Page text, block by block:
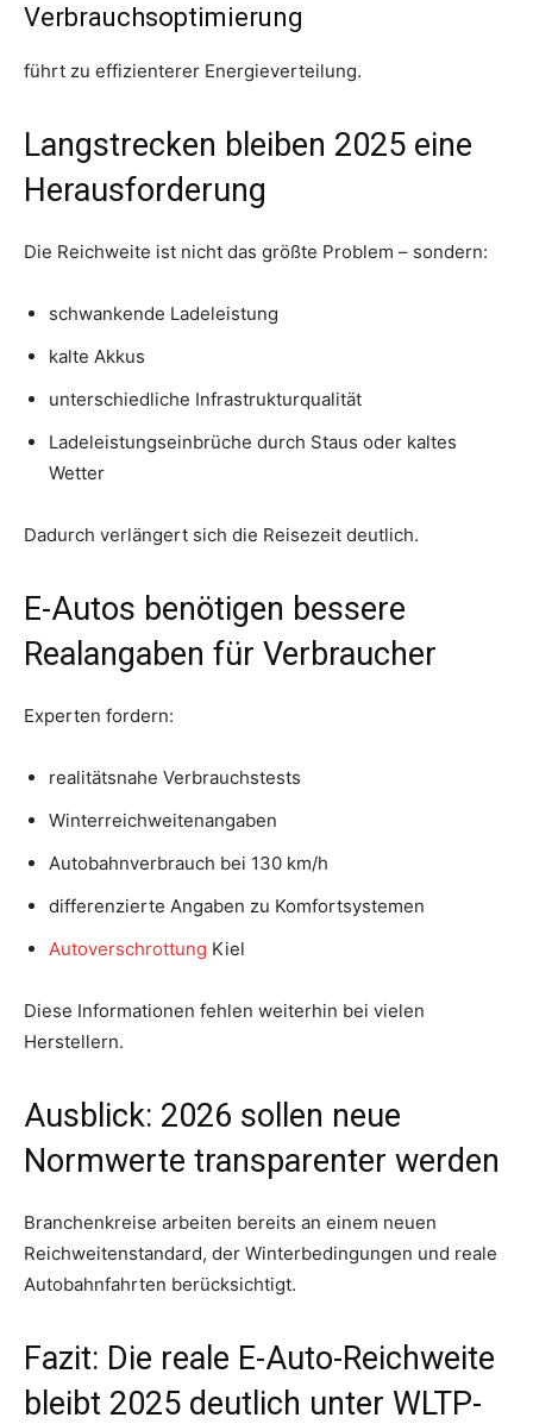
Verbrauchsoptimierung
führt zu effizienterer Energieverteilung.
Langstrecken bleiben 2025 eine
Herausforderung
Die Reichweite ist nicht das größte Problem – sondern:
schwankende Ladeleistung
kalte Akkus
unterschiedliche Infrastrukturqualität
Ladeleistungseinbrüche durch Staus oder kaltes
Wetter
Dadurch verlängert sich die Reisezeit deutlich.
E-Autos benötigen bessere
Realangaben für Verbraucher
Experten fordern:
realitätsnahe Verbrauchstests
Winterreichweitenangaben
Autobahnverbrauch bei 130 km/h
differenzierte Angaben zu Komfortsystemen
Autoverschrottung Kiel
Diese Informationen fehlen weiterhin bei vielen
Herstellern.
Ausblick: 2026 sollen neue
Normwerte transparenter werden
Branchenkreise arbeiten bereits an einem neuen
Reichweitenstandard, der Winterbedingungen und reale
Autobahnfahrten berücksichtigt.
Fazit: Die reale E-Auto-Reichweite
bleibt 2025 deutlich unter WLTP-